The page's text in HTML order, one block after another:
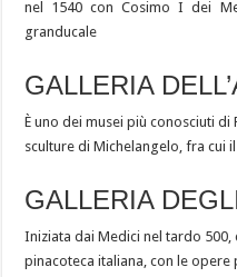
nel 1540 con Cosimo I dei
granducale
GALLERIA
È uno dei musei più conosciuti
sculture di Michelangelo, fra cui
GALLERIA
Iniziata dai Medici nel tardo
pinacoteca italiana, con le